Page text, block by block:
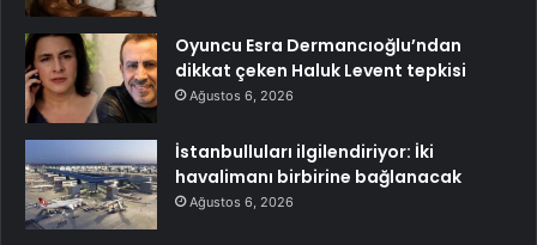
Oyuncu Esra Dermancıoğlu’ndan
dikkat çeken Haluk Levent tepkisi
Ağustos 6, 2026
İstanbulluları ilgilendiriyor: İki
havalimanı birbirine bağlanacak
Ağustos 6, 2026